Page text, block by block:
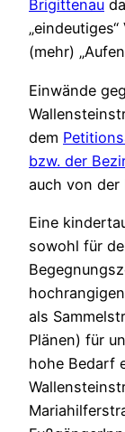
Brigittenau
(mehr)
Einwände
dem
bzw. der
auch von der
Eine
sowohl für
als
Plänen) für
hohe Bedarf